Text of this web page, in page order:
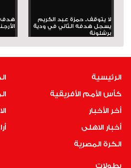
لا يتوقف.. حمزة عبد الكريم
يسجل هدفه الثاني في ودية
برشلونة
هدف
الرئيسية
كأس الأمم الأفريقية
أخر الأخبار
أخبار الاهلى
الكرة المصرية
بطولات